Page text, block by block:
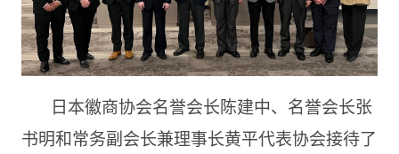
日本徽商协会名誉会长陈建中、名誉会长张
书明和常务副会长兼理事长黄平代表协会接待了